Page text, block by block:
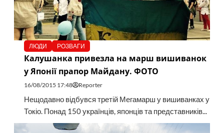
ЛЮДИ РОЗВАГИ
Калушанка привезла на марш вишиванок
у Японії прапор Майдану. ФОТО
16/08/2015 17:48 Reporter
Нещодавно відбувся третій Мегамарш у вишиванках у
Токіо. Понад 150 українців, японців та представників...